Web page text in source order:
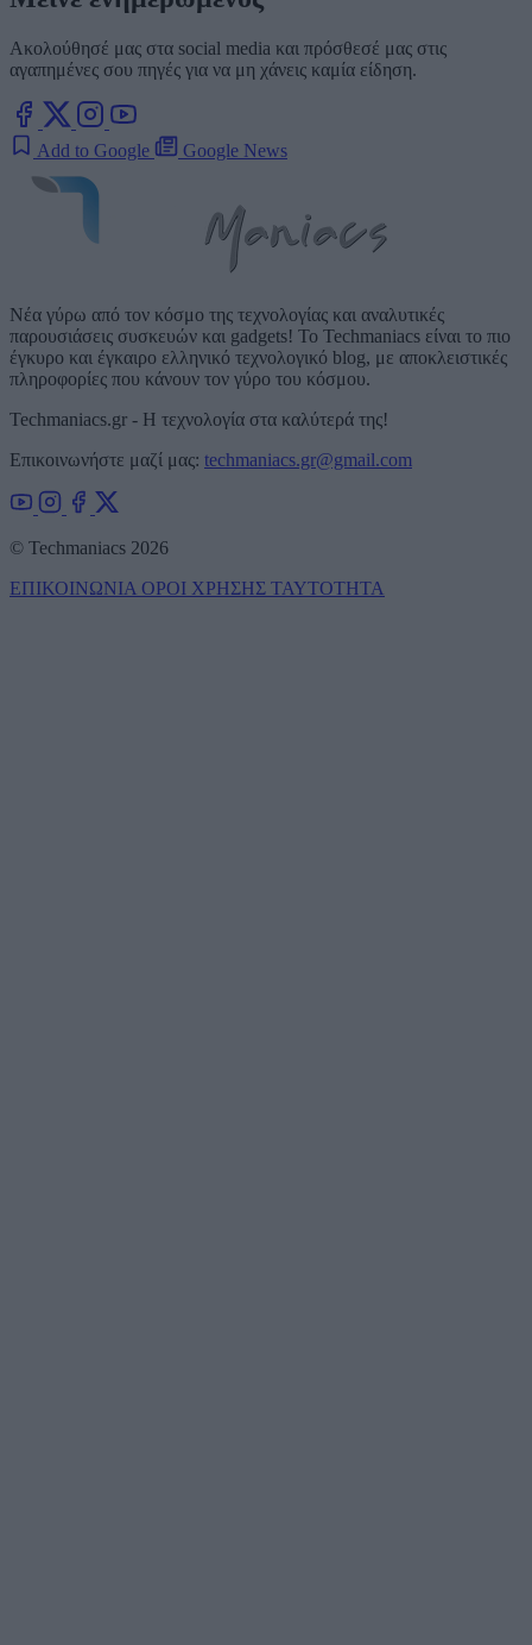
Ακολούθησέ μας στα social media και πρόσθεσέ μας στις
αγαπημένες σου πηγές για να μη χάνεις καμία είδηση.
Add to Google Google News
Νέα γύρω από τον κόσμο της τεχνολογίας και αναλυτικές
παρουσιάσεις συσκευών και gadgets! Το Techmaniacs είναι το πιο
έγκυρο και έγκαιρο ελληνικό τεχνολογικό blog, με αποκλειστικές
πληροφορίες που κάνουν τον γύρο του κόσμου.
Techmaniacs.gr - Η τεχνολογία στα καλύτερά της!
Επικοινωνήστε μαζί μας: techmaniacs.gr@gmail.com
© Techmaniacs 2026
ΕΠΙΚΟΙΝΩΝΙΑ ΟΡΟΙ ΧΡΗΣΗΣ ΤΑΥΤΟΤΗΤΑ